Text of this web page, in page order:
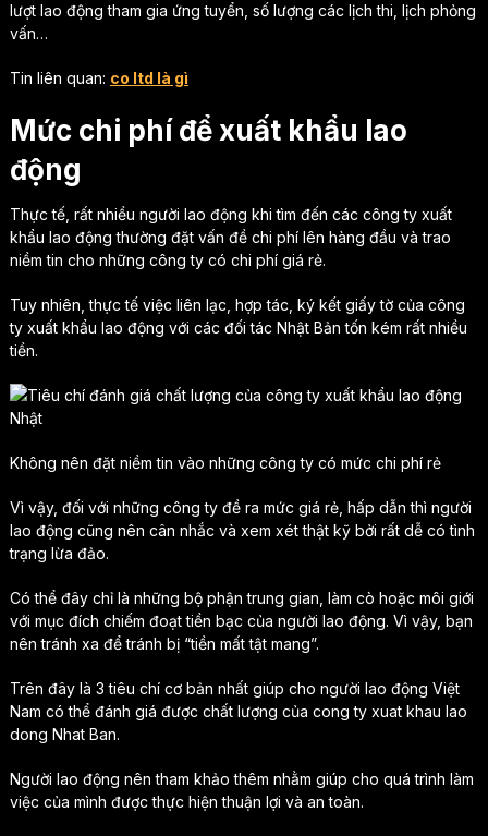
lượt lao động tham gia ứng tuyển, số lượng các lịch thi, lịch phỏng
vấn…
Tin liên quan: co ltd là gì
Mức chi phí để xuất khẩu lao
động
Thực tế, rất nhiều người lao động khi tìm đến các công ty xuất
khẩu lao động thường đặt vấn đề chi phí lên hàng đầu và trao
niềm tin cho những công ty có chi phí giá rẻ.
Tuy nhiên, thực tế việc liên lạc, hợp tác, ký kết giấy tờ của công
ty xuất khẩu lao động với các đối tác Nhật Bản tốn kém rất nhiều
tiền.
Không nên đặt niềm tin vào những công ty có mức chi phí rẻ
Vì vậy, đối với những công ty đề ra mức giá rẻ, hấp dẫn thì người
lao động cũng nên cân nhắc và xem xét thật kỹ bởi rất dễ có tình
trạng lừa đảo.
Có thể đây chỉ là những bộ phận trung gian, làm cò hoặc môi giới
với mục đích chiếm đoạt tiền bạc của người lao động. Vì vậy, bạn
nên tránh xa để tránh bị “tiền mất tật mang”.
Trên đây là 3 tiêu chí cơ bản nhất giúp cho người lao động Việt
Nam có thể đánh giá được chất lượng của cong ty xuat khau lao
dong Nhat Ban.
Người lao động nên tham khảo thêm nhằm giúp cho quá trình làm
việc của mình được thực hiện thuận lợi và an toàn.